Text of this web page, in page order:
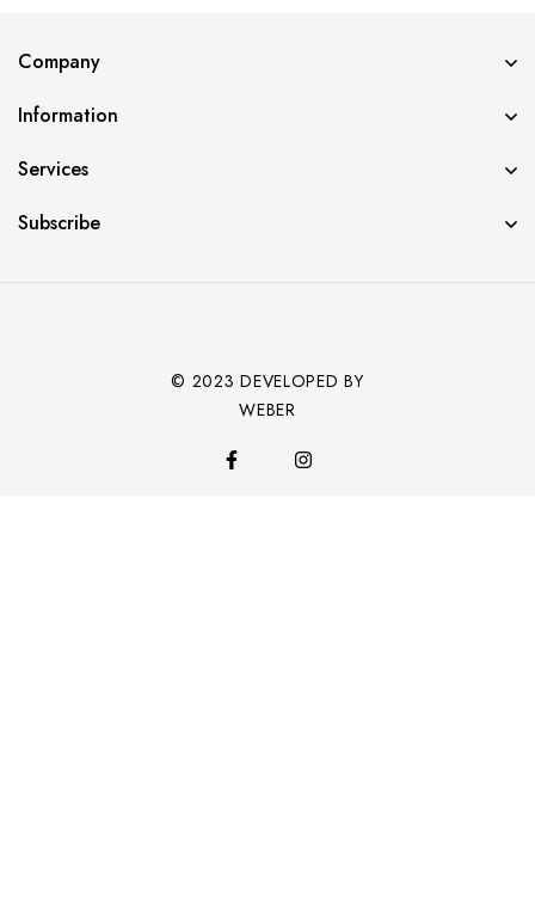
Company
Information
Services
Subscribe
© 2023 DEVELOPED BY
WEBER